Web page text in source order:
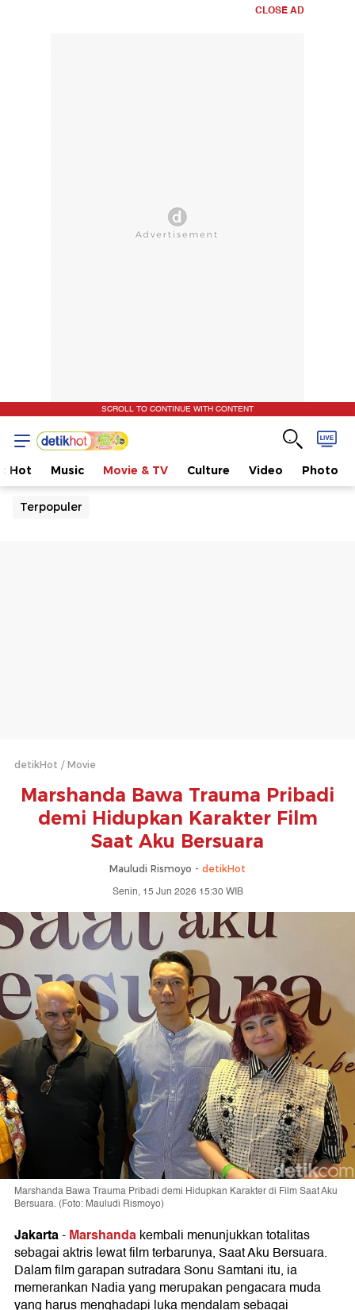
CLOSE AD
SCROLL TO CONTINUE WITH CONTENT
Hot Music Movie & TV Culture Video Photo
Terpopuler
detikHot Movie
Marshanda Bawa Trauma Pribadi
demi Hidupkan Karakter Film
Saat Aku Bersuara
Mauludi Rismoyo - detikHot
Senin, 15 Jun 2026 15:30 WIB
Marshanda Bawa Trauma Pribadi demi Hidupkan Karakter di Film Saat Aku
Bersuara. (Foto: Mauludi Rismoyo)
Jakarta-Marshandakembali menunjukkan totalitas
sebagai aktris lewat film terbarunya, Saat Aku Bersuara.
Dalam film garapan sutradara Sonu Samtani itu, ia
memerankan Nadia yang merupakan pengacara muda
yang harus menghadapi luka mendalam sebagai